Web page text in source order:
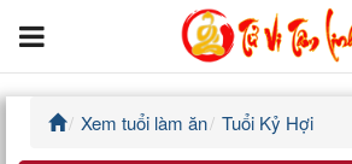
Trang chủXem tuổi làm ăn Tuổi Kỷ Hợi